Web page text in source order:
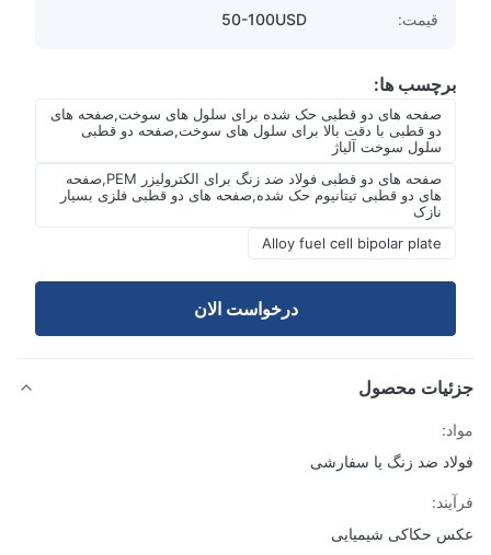
قیمت:
50-100USD
برچسب ها:
صفحه های دو قطبی حک شده برای سلول های سوخت,صفحه های
دو قطبی با دقت بالا برای سلول های سوخت,صفحه دو قطبی
سلول سوخت آلیاژ
صفحه های دو قطبی فولاد ضد زنگ برای الکترولیزر PEM,صفحه
های دو قطبی تیتانیوم حک شده,صفحه های دو قطبی فلزی بسیار
Alloy fuel cell bipolar plate
درخواست الان
محصول
ضد زنگ یا سفارشی
حکاکی شیمیایی